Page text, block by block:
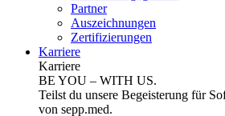
Partner
Auszeichnungen
Zertifizierungen
Karriere
Karriere
BE YOU – WITH US.
Teilst du unsere Begeisterung für
von sepp.med.